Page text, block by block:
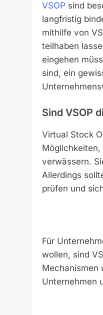
VSOP sind
langfristig
mithilfe von
teilhaben
eingehen
sind, ein
Sind VSOP
Virtual Stock
verwässern.
Allerdings
prüfen und
Für
wollen, sind
Mechanismen
Unternehmen